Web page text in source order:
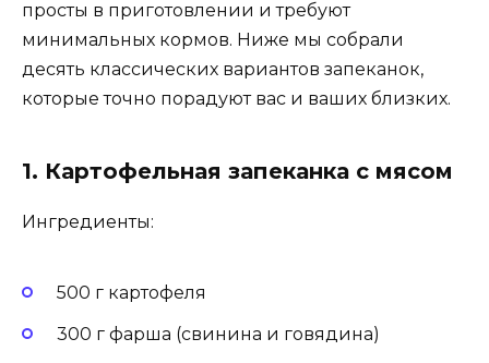
просты в приготовлении и требуют
минимальных кормов. Ниже мы собрали
десять классических вариантов запеканок,
которые точно порадуют вас и ваших близких.
1. Картофельная запеканка с мясом
Ингредиенты:
500 г картофеля
300 г фарша (свинина и говядина)